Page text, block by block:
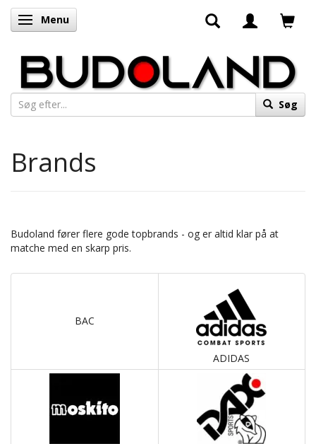
Skifte navigation
Menu
Søg
Brands
Budoland fører flere gode topbrands - og er altid klar på at
matche med en skarp pris.
BAC
ADIDAS